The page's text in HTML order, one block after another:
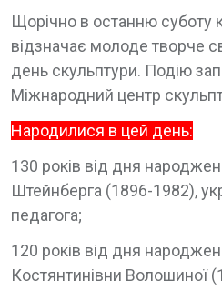
Щорічно в останню суботу
відзначає молоде творче
день скульптури. Подію
Міжнародний центр
Народилися в цей день:
130 років від дня
Штейнберга (1896-1982),
педагога;
120 років від дня
Костянтинівни Волошиної